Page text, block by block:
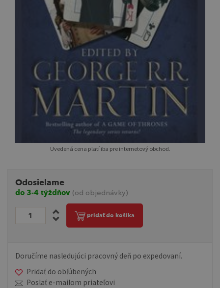
Uvedená cena platí iba pre internetový obchod.
Odosielame
do 3-4 týždňov (od objednávky)
pridať do košíka
Doručíme nasledujúci pracovný deň po expedovaní.
Pridať do obľúbených
Poslať e-mailom priateľovi